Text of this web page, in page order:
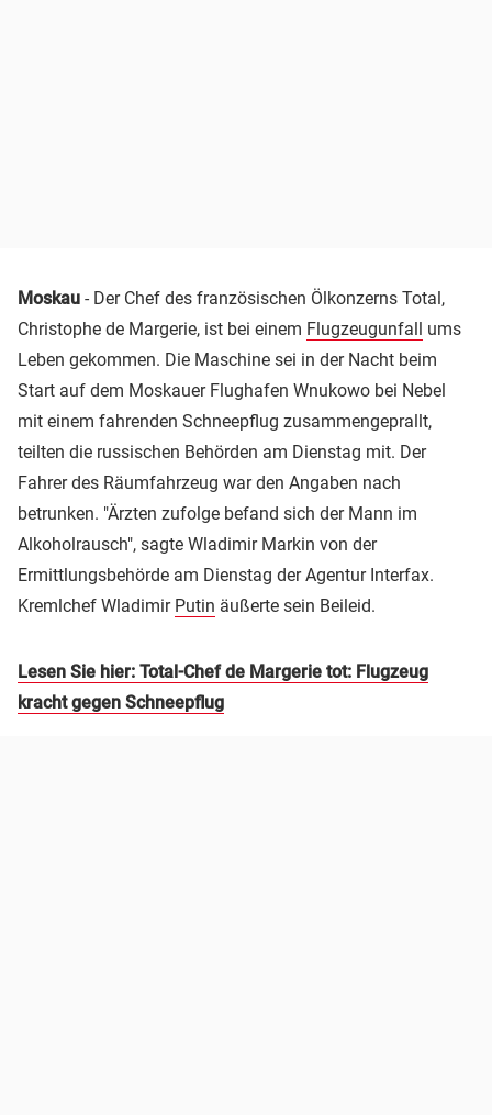
Moskau - Der Chef des französischen Ölkonzerns Total,
Christophe de Margerie, ist bei einem Flugzeugunfall ums
Leben gekommen. Die Maschine sei in der Nacht beim
Start auf dem Moskauer Flughafen Wnukowo bei Nebel
mit einem fahrenden Schneepflug zusammengeprallt,
teilten die russischen Behörden am Dienstag mit. Der
Fahrer des Räumfahrzeug war den Angaben nach
betrunken. "Ärzten zufolge befand sich der Mann im
Alkoholrausch", sagte Wladimir Markin von der
Ermittlungsbehörde am Dienstag der Agentur Interfax.
Kremlchef Wladimir Putin äußerte sein Beileid.
Lesen Sie hier: Total-Chef de Margerie tot: Flugzeug
kracht gegen Schneepflug